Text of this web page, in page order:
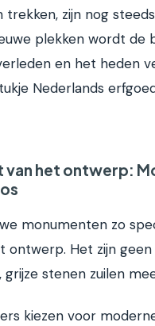
trekken, zijn nog
plekken wordt de
en het heden
Nederlands
van het ontwerp:
monumenten zo
ontwerp. Het zijn geen
stenen zuilen
kiezen voor